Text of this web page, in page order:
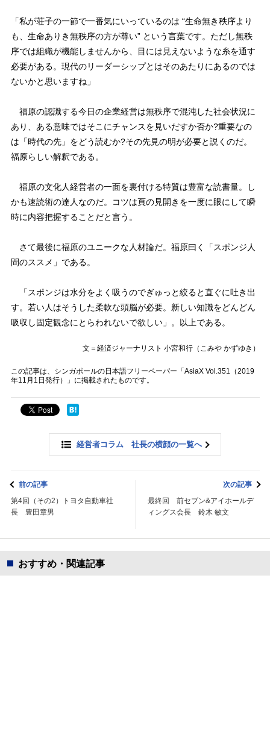
「私が荘子の一節で一番気にいっているのは “生命無き秩序より
も、生命ありき無秩序の方が尊い” という言葉です。ただし無秩
序では組織が機能しませんから、目には見えないような糸を通す
必要がある。現代のリーダーシップとはそのあたりにあるのでは
ないかと思いますね」
福原の認識する今日の企業経営は無秩序で混沌した社会状況に
あり、ある意味ではそこにチャンスを見いだすか否か?重要なの
は「時代の先」をどう読むか?その先見の明が必要と説くのだ。
福原らしい解釈である。
福原の文化人経営者の一面を裏付ける特質は豊富な読書量。し
かも速読術の達人なのだ。コツは頁の見開きを一度に眼にして瞬
時に内容把握することだと言う。
さて最後に福原のユニークな人材論だ。福原曰く「スポンジ人
間のススメ」である。
「スポンジは水分をよく吸うのでぎゅっと絞ると直ぐに吐き出
す。若い人はそうした柔軟な頭脳が必要。新しい知識をどんどん
吸収し固定観念にとらわれないで欲しい」。以上である。
文＝経済ジャーナリスト 小宮和行（こみや かずゆき）
この記事は、シンガポールの日本語フリーペーパー「AsiaX Vol.351（2019
年11月1日発行）」に掲載されたものです。
経営者コラム 社長の横顔の一覧へ
前の記事
第4回（その2）トヨタ自動車社
長 豊田章男
次の記事
最終回 前セブン&アイホールデ
ィングス会長 鈴木 敏文
おすすめ・関連記事